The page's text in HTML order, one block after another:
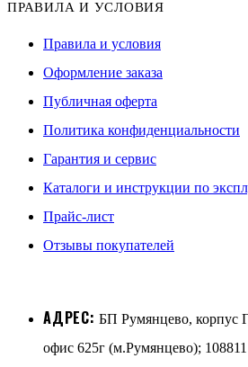
ПРАВИЛА И УСЛОВИЯ
Правила и условия
Оформление заказа
Публичная оферта
Политика конфиденциальности
Гарантия и сервис
Каталоги и инструкции по
Прайс-лист
Отзывы покупателей
АДРЕС: БП Румянцево, корпус
офис 625г (м.Румянцево);